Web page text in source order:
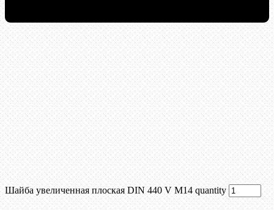
Шайба увеличенная плоская DIN 440 V М14 quantity